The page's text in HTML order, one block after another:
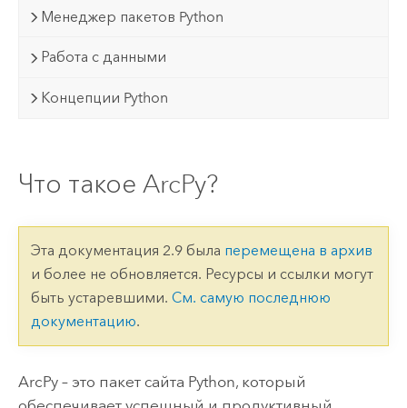
Менеджер пакетов Python
Работа с данными
Концепции Python
Что такое ArcPy?
Эта документация 2.9 была перемещена в архив
и более не обновляется. Ресурсы и ссылки могут
быть устаревшими. См. самую последнюю
документацию.
ArcPy – это пакет сайта Python, который